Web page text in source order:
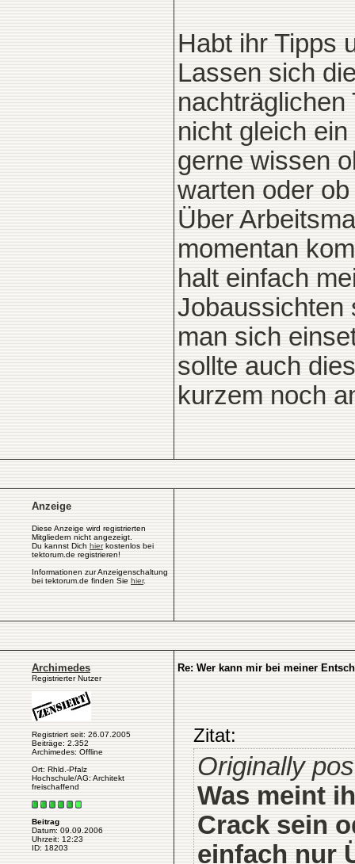
Habt ihr Tipps
Lassen sich
nicht gleich
gerne wissen
warten oder
Über
momentan
halt einfach
Jobaussichten
man sich
sollte auch
kurzem noch
Anzeige
Diese Anzeige wird registrierten
Mitgliedern nicht angezeigt.
Du kannst Dich hierkostenlos bei
tektorum.de registrieren!
Informationen zur Anzeigenschaltung
bei tektorum.de finden Sie hier.
Archimedes
Registrierter Nutzer
Registriert seit: 26.07.2005
Beiträge: 2.352
Archimedes: Offline
Ort: Rhld.-Pfalz
Hochschule/AG: Architekt
freischaffend
Beitrag
Datum: 09.09.2006
Uhrzeit: 12:23
ID: 18203
Re: Wer kann mir bei meiner
Zitat:
Originally
Was meint
Crack sein
einfach nur